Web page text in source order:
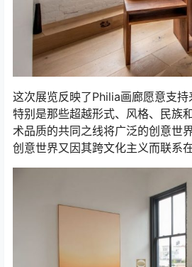
这次展览反映了Philia画廊愿意支持
特别是那些超越形式、风格、民族
术品质的共同之线将广泛的创意世
创意世界又因其跨文化主义而联系在